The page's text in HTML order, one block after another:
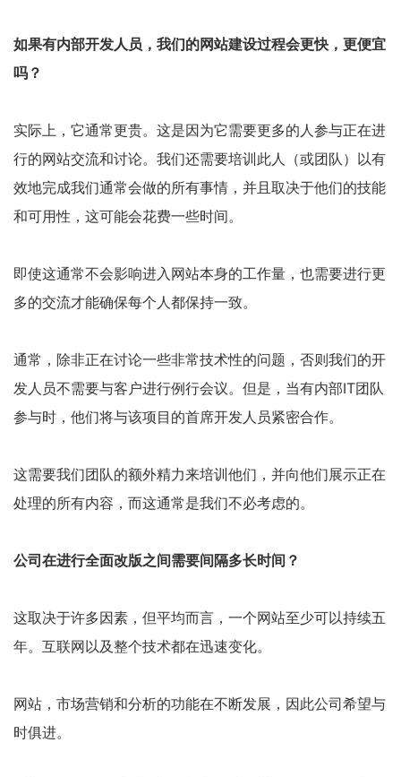
如果有内部开发人员，我们的网站建设过程会更快，更便宜
吗？
实际上，它通常更贵。这是因为它需要更多的人参与正在进
行的网站交流和讨论。我们还需要培训此人（或团队）以有
效地完成我们通常会做的所有事情，并且取决于他们的技能
和可用性，这可能会花费一些时间。
即使这通常不会影响进入网站本身的工作量，也需要进行更
多的交流才能确保每个人都保持一致。
通常，除非正在讨论一些非常技术性的问题，否则我们的开
发人员不需要与客户进行例行会议。但是，当有内部IT团队
参与时，他们将与该项目的首席开发人员紧密合作。
这需要我们团队的额外精力来培训他们，并向他们展示正在
处理的所有内容，而这通常是我们不必考虑的。
公司在进行全面改版之间需要间隔多长时间？
这取决于许多因素，但平均而言，一个网站至少可以持续五
年。互联网以及整个技术都在迅速变化。
网站，市场营销和分析的功能在不断发展，因此公司希望与
时俱进。